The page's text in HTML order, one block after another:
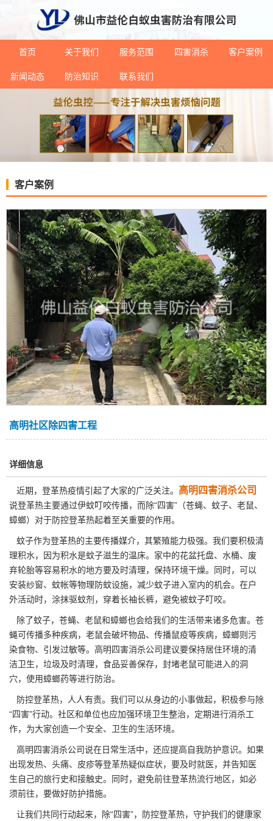
首页 关于我们 服务范围 四害消杀 客户案例
新闻动态 防治知识 联系我们
客户案例
高明社区除四害工程
详细信息
近期，登革热疫情引起了大家的广泛关注。 高明四害消杀公司
说登革热主要通过伊蚊叮咬传播，而除“四害”（苍蝇、蚊子、老鼠、
蟑螂）对于防控登革热起着至关重要的作用。
蚊子作为登革热的主要传播媒介，其繁殖能力极强。我们要积极清
理积水，因为积水是蚊子滋生的温床。家中的花盆托盘、水桶、废
弃轮胎等容易积水的地方要及时清理，保持环境干燥。同时，可以
安装纱窗、蚊帐等物理防蚊设施，减少蚊子进入室内的机会。在户
外活动时，涂抹驱蚊剂，穿着长袖长裤，避免被蚊子叮咬。
除了蚊子，苍蝇、老鼠和蟑螂也会给我们的生活带来诸多危害。苍
蝇可传播多种疾病，老鼠会破坏物品、 传播鼠疫等疾病，蟑螂则污
染食物、引发过敏等。高明四害消杀公司建议要保持居住环境的清
洁卫生，垃圾及时清理，食品妥善保存，封堵老鼠可能进入的洞
穴，使用蟑螂药等进行防治。
防控登革热，人人有责。我们可以从身边的小事做起，积极参与除
“四害”行动。社区和单位也应加强环境卫生整治，定期进行消杀工
作，为大家创造一个安全、卫生的生活环境。
高明四害消杀公司说在日常生活中，还应提高自我防护意识。如果
出现发热、头痛、皮疹等登革热疑似症状，要及时就医，并告知医
生自己的旅行史和接触史。同时，避免前往登革热流行地区，如必
须前往，要做好防护措施。
让我们共同行动起来，除“四害”，防控登革热，守护我们的健康家